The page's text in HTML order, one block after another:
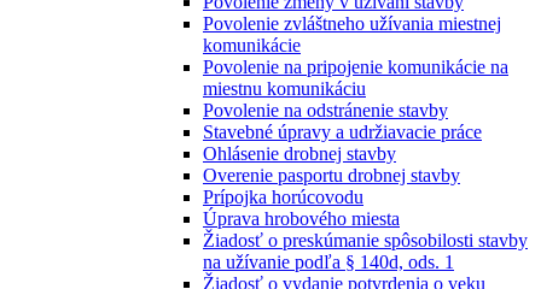
Povolenie zvláštneho užívania miestnej
komunikácie
Povolenie na pripojenie komunikácie na
miestnu komunikáciu
Povolenie na odstránenie stavby
Stavebné úpravy a udržiavacie práce
Ohlásenie drobnej stavby
Overenie pasportu drobnej stavby
Prípojka horúcovodu
Úprava hrobového miesta
Žiadosť o preskúmanie spôsobilosti stavby
na užívanie podľa § 140d, ods. 1
Žiadosť o vydanie potvrdenia o veku